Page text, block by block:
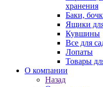
хранения
Баки,
Ящики
Кувшины
Все для
Лопаты
Товары
О компании
Назад